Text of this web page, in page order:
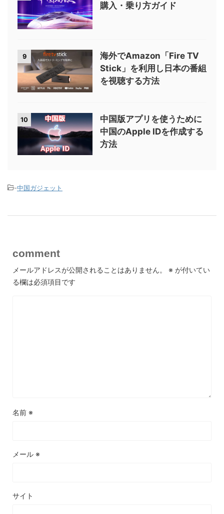
購入・乗り方ガイド
9
海外でAmazon「Fire TV
Stick」を利用し日本の番組
を視聴する方法
10
中国版アプリを使うために
中国のApple IDを作成する
方法
-中国ガジェット
comment
メールアドレスが公開されることはありません。 ※ が付いてい
る欄は必須項目です
名前 ※
メール ※
サイト